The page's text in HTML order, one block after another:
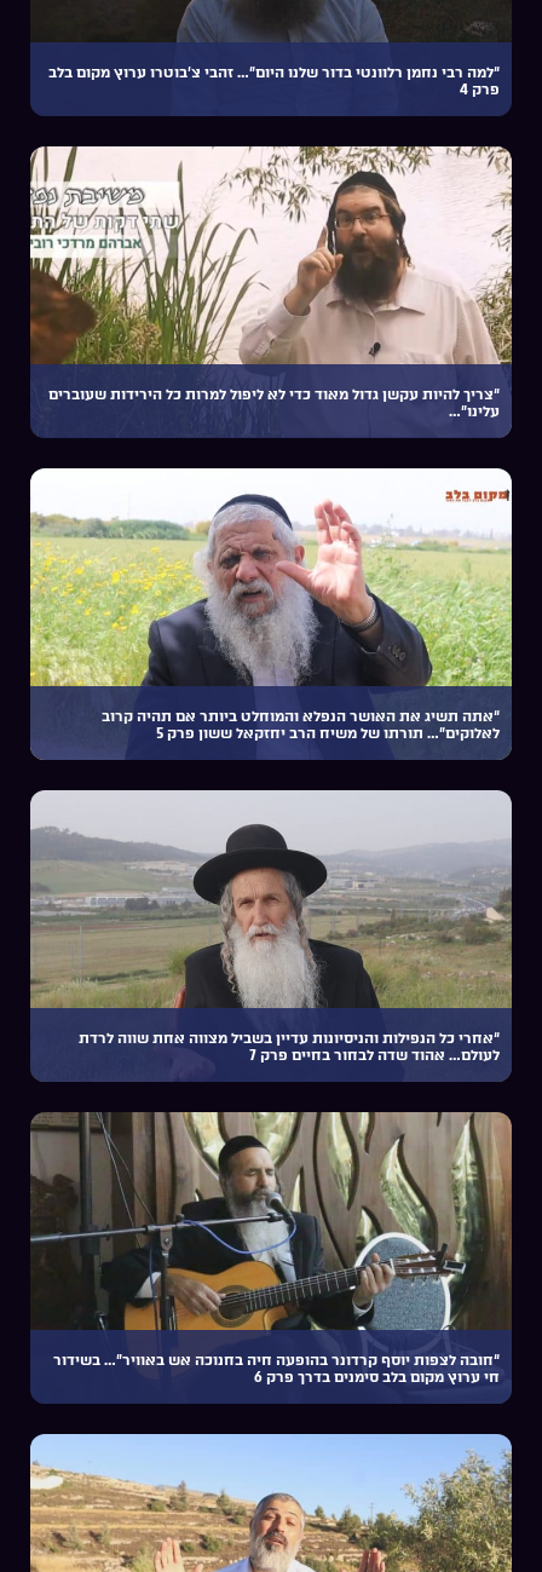
“למה רבי נחמן רלוונטי בדור שלנו היום”… זהבי צ’בוטרו ערוץ מקום בלב
פרק 4
“צריך להיות עקשן גדול מאוד כדי לא ליפול למרות כל הירידות שעוברים
עלינו”…
“אתה תשיג את האושר הנפלא והמוחלט ביותר אם תהיה קרוב
לאלוקים”… תורתו של משיח הרב יחזקאל ששון פרק 5
“אחרי כל הנפילות והניסיונות עדיין בשביל מצווה אחת שווה לרדת
לעולם… אהוד שדה לבחור בחיים פרק 7
“חובה לצפות יוסף קרדונר בהופעה חיה בחנוכה אש באוויר”… בשידור
חי ערוץ מקום בלב סימנים בדרך פרק 6